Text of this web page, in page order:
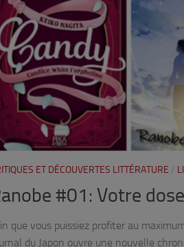
ET DÉCOUVERTES LITTÉRATURE /
#01: Votre
que vous puissiez profiter au
du Japon ouvre une nouvelle